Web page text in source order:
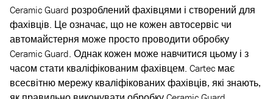
Ceramic Guard розроблений фахівцями і створений для
фахівців. Це означає, що не кожен автосервіс чи
автомайстерня може просто проводити обробку
Ceramic Guard. Однак кожен може навчитися цьому і з
часом стати кваліфікованим фахівцем. Cartec має
всесвітню мережу кваліфікованих фахівців, які знають,